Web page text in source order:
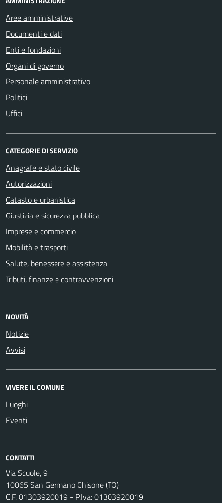
Aree amministrative
Documenti e dati
Enti e fondazioni
Organi di governo
Personale amministrativo
Politici
Uffici
CATEGORIE DI SERVIZIO
Anagrafe e stato civile
Autorizzazioni
Catasto e urbanistica
Giustizia e sicurezza pubblica
Imprese e commercio
Mobilità e trasporti
Salute, benessere e assistenza
Tributi, finanze e contravvenzioni
NOVITÀ
Notizie
Avvisi
VIVERE IL COMUNE
Luoghi
Eventi
CONTATTI
Via Scuole, 9
10065 San Germano Chisone (TO)
C.F. 01303920019 - P.Iva: 01303920019